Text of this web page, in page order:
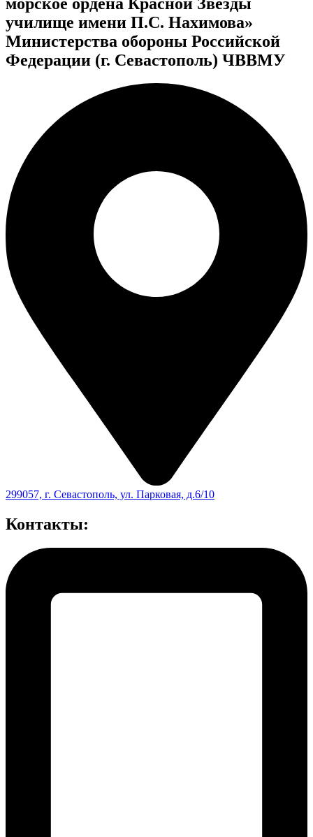
училище имени П.С. Нахимова»
Министерства обороны Российской
Федерации (г. Севастополь) ЧВВМУ
299057, г. Севастополь, ул. Парковая, д.6/10
Контакты: